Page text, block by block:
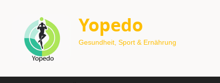
Yopedo
Gesundheit, Sport & Ernährung